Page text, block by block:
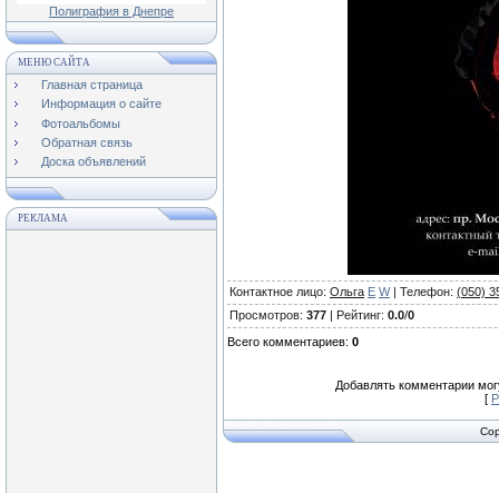
Полиграфия в Днепре
МЕНЮ САЙТА
Главная страница
Информация о сайте
Фотоальбомы
Обратная связь
Доска объявлений
РЕКЛАМА
Контактное лицо: Ольга E W| Телефон: (050)
Просмотров: 377 | Рейтинг: 0.0/0
Всего комментариев: 0
Добавлять комментарии
[